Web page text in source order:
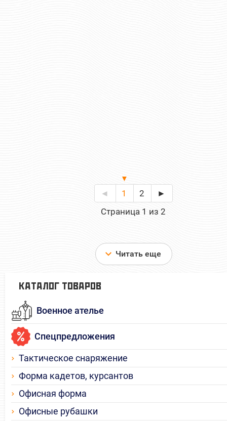
◄ 1 2
►
Страница 1 из 2
Читать еще
КАТАЛОГ ТОВАРОВ
Военное ателье
Спецпредложения
Тактическое снаряжение
Форма кадетов, курсантов
Офисная форма
Офисные рубашки